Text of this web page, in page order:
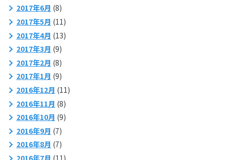
2017年6月 (8)
2017年5月 (11)
2017年4月 (13)
2017年3月 (9)
2017年2月 (8)
2017年1月 (9)
2016年12月 (11)
2016年11月 (8)
2016年10月 (9)
2016年9月 (7)
2016年8月 (7)
2016年7月 (11)